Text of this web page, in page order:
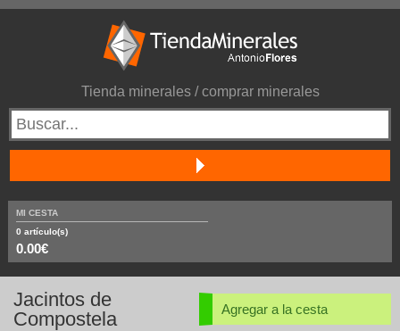
Tienda minerales / comprar minerales
MI CESTA
0 artículo(s)
0.00€
Jacintos de
Compostela
Agregar a la cesta